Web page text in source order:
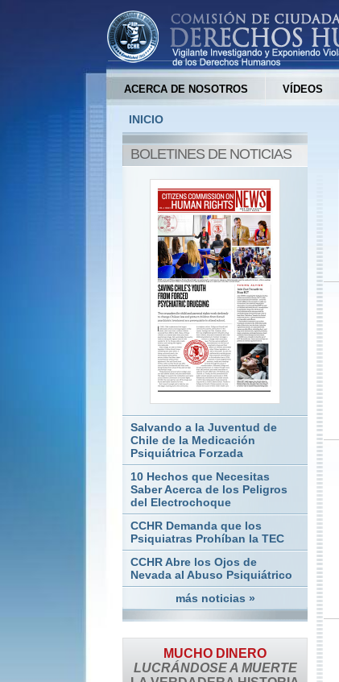
ACERCA DE NOSOTROS VÍDEOS
INICIO
BOLETINES DE NOTICIAS
Salvando a la Juventud de
Chile de la Medicación
Psiquiátrica Forzada
10 Hechos que Necesitas
Saber Acerca de los Peligros
del Electrochoque
CCHR Demanda que los
Psiquiatras Prohíban la TEC
CCHR Abre los Ojos de
Nevada al Abuso Psiquiátrico
más noticias »
MUCHO DINERO
LUCRÁNDOSE A MUERTE